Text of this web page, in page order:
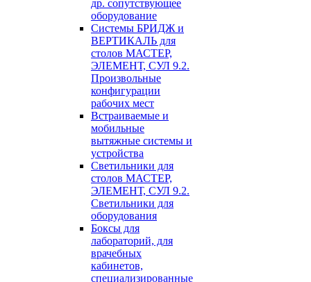
др. сопутствующее
оборудование
Системы БРИДЖ и
ВЕРТИКАЛЬ для
столов МАСТЕР,
ЭЛЕМЕНТ, СУЛ 9.2.
Произвольные
конфигурации
рабочих мест
Встраиваемые и
мобильные
вытяжные системы и
устройства
Светильники для
столов МАСТЕР,
ЭЛЕМЕНТ, СУЛ 9.2.
Светильники для
оборудования
Боксы для
лабораторий, для
врачебных
кабинетов,
специализированные